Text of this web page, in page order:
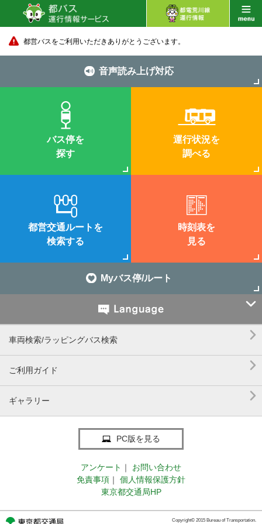
都営バスをご利用いただきありがとうございます。
音声読み上げ対応
バス停を
探す
運行状況を
調べる
都営交通ルートを
検索する
時刻表を
見る
Myバス停/ルート

車両検索/ラッピングバス検索 
ご利用ガイド 
ギャラリー 
PC版を見る
アンケート ｜
お問い合わせ
免責事項 ｜
個人情報保護方針
東京都交通局HP
Copyright© 2015 Bureau of Transportation.